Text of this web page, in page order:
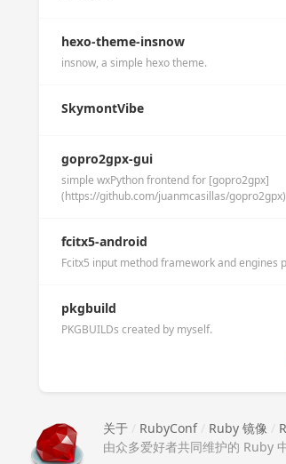
hexo-theme-insnow
insnow, a simple hexo theme.
SkymontVibe
gopro2gpx-gui
simple wxPython frontend for [gopro2gpx]
(https://github.com/juanmcasillas/gopro2gpx)
fcitx5-android
Fcitx5 input method framework and engines
pkgbuild
PKGBUILDs created by myself.
关于 / RubyConf/ Ruby 镜像 /
由众多爱好者共同维护的 Ruby